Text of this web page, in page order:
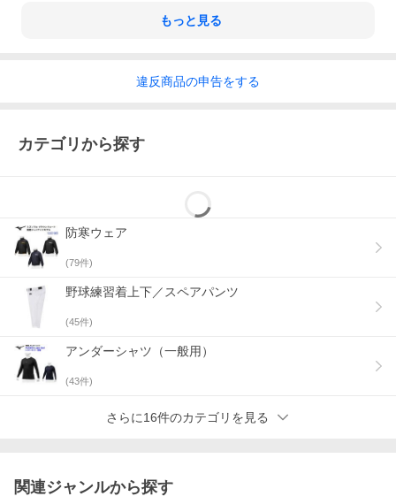
もっと見る
違反商品の申告をする
カテゴリから探す
防寒ウェア
(79件)
野球練習着上下／スペアパンツ
(45件)
アンダーシャツ（一般用）
(43件)
さらに16件のカテゴリを見る
関連ジャンルから探す